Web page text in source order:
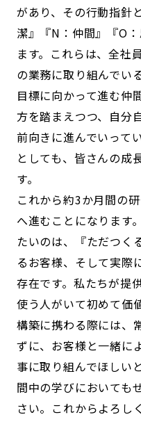
があり、その行動指針
潔』『N：仲間』『O
ます。これらは、全社
の業務に取り組んでい
目標に向かって進む仲
方を踏まえつつ、自分
前向きに進んでいって
としても、皆さんの成
す。
これから約3か月間の
へ進むことになります
たいのは、『ただつく
るお客様、そして実際
存在です。私たちが提
使う人がいて初めて価
構築に携わる際には、
ずに、お客様と一緒に
事に取り組んでほしい
間中の学びにおいても
さい。これからよろし